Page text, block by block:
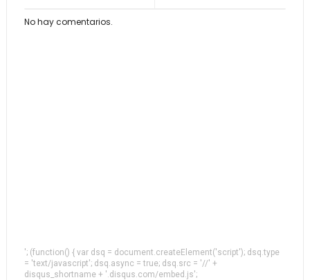
No hay comentarios.
'; (function() { var dsq = document.createElement('script'); dsq.type
= 'text/javascript'; dsq.async = true; dsq.src = '//' +
disqus_shortname + '.disqus.com/embed.js';